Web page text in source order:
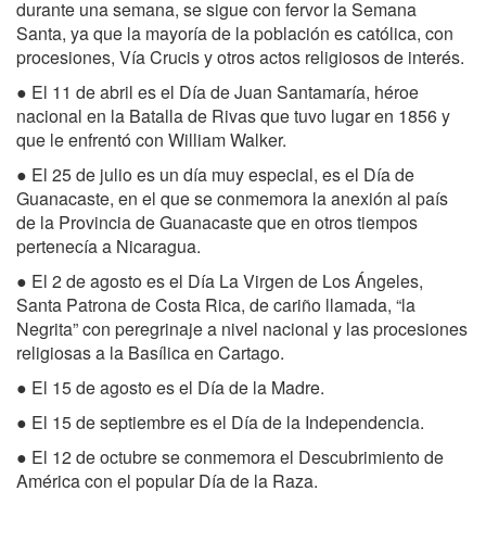
durante una semana, se sigue con fervor la Semana
Santa, ya que la mayoría de la población es católica, con
procesiones, Vía Crucis y otros actos religiosos de interés.
● El 11 de abril es el Día de Juan Santamaría, héroe
nacional en la Batalla de Rivas que tuvo lugar en 1856 y
que le enfrentó con William Walker.
● El 25 de julio es un día muy especial, es el Día de
Guanacaste, en el que se conmemora la anexión al país
de la Provincia de Guanacaste que en otros tiempos
pertenecía a Nicaragua.
● El 2 de agosto es el Día La Virgen de Los Ángeles,
Santa Patrona de Costa Rica, de cariño llamada, “la
Negrita” con peregrinaje a nivel nacional y las procesiones
religiosas a la Basílica en Cartago.
● El 15 de agosto es el Día de la Madre.
● El 15 de septiembre es el Día de la Independencia.
● El 12 de octubre se conmemora el Descubrimiento de
América con el popular Día de la Raza.